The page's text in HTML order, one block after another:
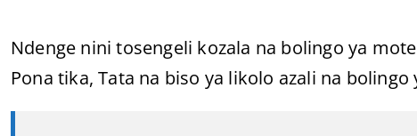
Ndenge nini tosengeli kozala na bolingo ya
Pona tika, Tata na biso ya likolo azali na bolingo